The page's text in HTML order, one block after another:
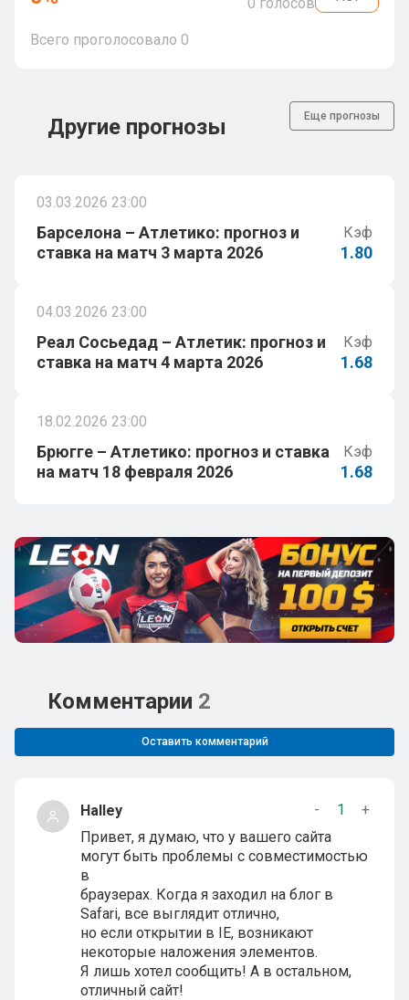
Всего проголосовало 0
Другие прогнозы Еще прогнозы
03.03.2026 23:00
Барселона – Атлетико: прогноз и
ставка на матч 3 марта 2026
Кэф
1.80
04.03.2026 23:00
Реал Сосьедад – Атлетик: прогноз и
ставка на матч 4 марта 2026
Кэф
1.68
18.02.2026 23:00
Брюгге – Атлетико: прогноз и ставка
на матч 18 февраля 2026
Кэф
1.68
Комментарии 2
Оставить комментарий
Halley - 1
+
Привет, я думаю, что у вашего сайта
могут быть проблемы с совместимостью
в
браузерах. Когда я заходил на блог в
Safari, все выглядит отлично,
но если открытии в IE, возникают
некоторые наложения элементов.
Я лишь хотел сообщить! А в остальном,
отличный сайт!